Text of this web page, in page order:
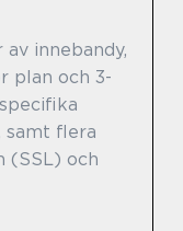
av innebandy,
plan och 3-
samt flera
(SSL) och